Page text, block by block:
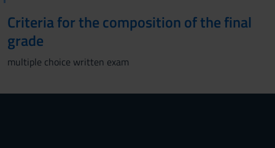
Criteria for the composition of the final
grade
multiple choice written exam